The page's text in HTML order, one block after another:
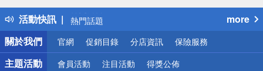
活動快訊
得獎公告
熱門話題
銀行優惠
偏遠地區配送
詐騙網頁！請小心！
more
關於我們
官網 促銷目錄 分店資訊 保險服務
主題活動 會員活動 注目活動 得獎公佈